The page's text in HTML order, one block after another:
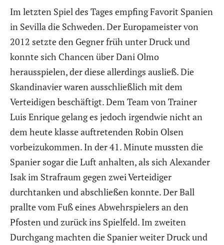
Im letzten Spiel des Tages empfing Favorit Spanien
in Sevilla die Schweden. Der Europameister von
2012 setzte den Gegner früh unter Druck und
konnte sich Chancen über Dani Olmo
herausspielen, der diese allerdings ausließ. Die
Skandinavier waren ausschließlich mit dem
Verteidigen beschäftigt. Dem Team von Trainer
Luis Enrique gelang es jedoch irgendwie nicht an
dem heute klasse auftretenden Robin Olsen
vorbeizukommen. In der 41. Minute mussten die
Spanier sogar die Luft anhalten, als sich Alexander
Isak im Strafraum gegen zwei Verteidiger
durchtanken und abschließen konnte. Der Ball
prallte vom Fuß eines Abwehrspielers an den
Pfosten und zurück ins Spielfeld. Im zweiten
Durchgang machten die Spanier weiter Druck und